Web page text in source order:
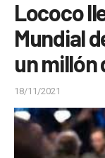
Lococo
Mundial
un millón
18/11/2021